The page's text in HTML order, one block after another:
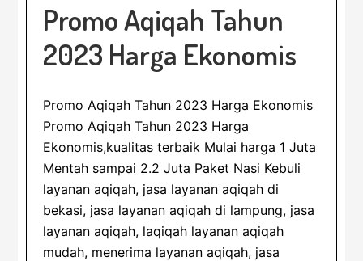
Promo Aqiqah Tahun
2023 Harga Ekonomis
Promo Aqiqah Tahun 2023 Harga Ekonomis
Promo Aqiqah Tahun 2023 Harga
Ekonomis,kualitas terbaik Mulai harga 1 Juta
Mentah sampai 2.2 Juta Paket Nasi Kebuli
layanan aqiqah, jasa layanan aqiqah di
bekasi, jasa layanan aqiqah di lampung, jasa
layanan aqiqah, laqiqah layanan aqiqah
mudah, menerima layanan aqiqah, jasa